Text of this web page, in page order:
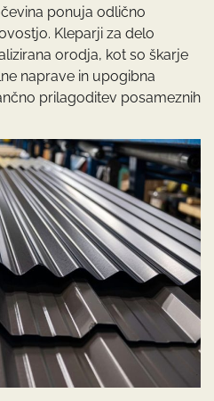
ponuja odlično
Kleparji za delo
orodja, kot so škarje
naprave in upogibna
prilagoditev posameznih